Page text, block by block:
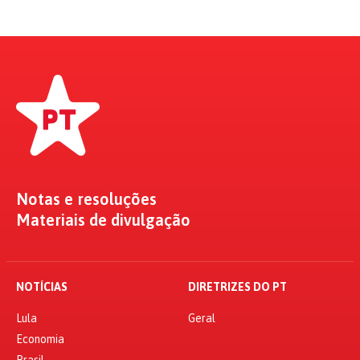
Notas e resoluções
Materiais de divulgação
NOTÍCIAS
Lula
Economia
DIRETRIZES DO PT
Geral